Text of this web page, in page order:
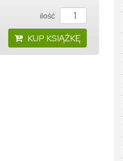
ilość
KUP KSIĄŻKĘ